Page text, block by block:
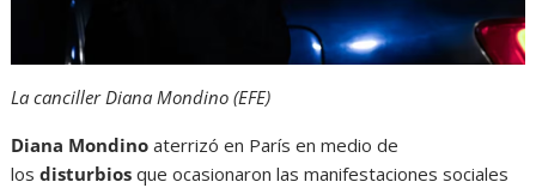
La canciller Diana Mondino (EFE)
Diana Mondino aterrizó en París en medio de
losdisturbiosque ocasionaron las manifestaciones sociales